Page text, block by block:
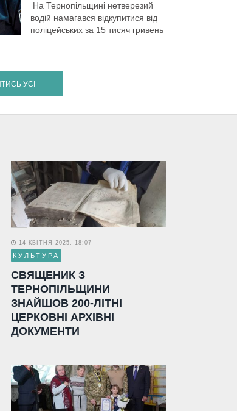
На Тернопільщині нетверезий
водій намагався відкупитися від
поліцейських за 15 тисяч гривень
УСІ
14 КВІТНЯ 2025, 18:07
КУЛЬТУРА
СВЯЩЕНИК З
ТЕРНОПІЛЬЩИНИ
ЗНАЙШОВ 200-ЛІТНІ
ЦЕРКОВНІ АРХІВНІ
ДОКУМЕНТИ